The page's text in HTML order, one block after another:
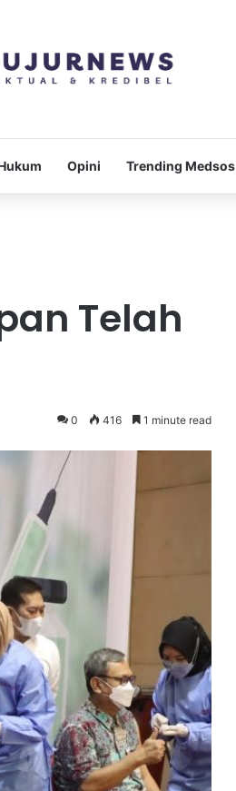
Opini Trending Medsos
Telah
0 416 1 minute read